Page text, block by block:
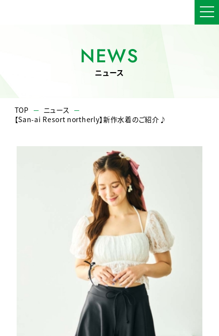
NEWS
ニュース
TOP
ニュース
【San-ai Resort northerly】新作水着のご紹介♪